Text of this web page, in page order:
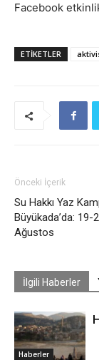
Facebook
ETIKETLER
Önceki İçerik
Su Hakkı Yaz
Büyükada’da: 19-
Ağustos
İlgili Haberler
Haberler